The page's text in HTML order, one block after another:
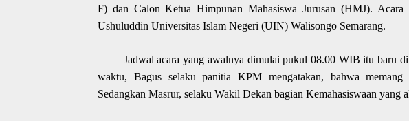
F) dan Calon Ketua Himpunan Mahasiswa Jurusan (HMJ).Acara
Ushuluddin Universitas Islam Negeri (UIN) Walisongo Semarang.
Jadwal acara yang awalnya dimulai pukul 08.00 WIB itu baru
waktu, Bagus selaku panitia KPM mengatakan, bahwa
Sedangkan Masrur, selaku Wakil Dekan bagian Kemahasiswaan yang